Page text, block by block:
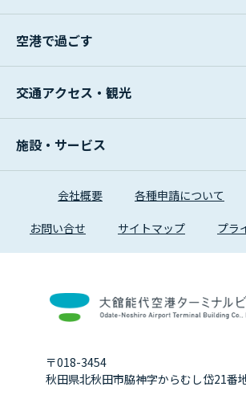
空港で過ごす
交通アクセス・観光
施設・サービス
会社概要 各種申請について
お問い合せ サイトマップ プラ
〒018-3454
秋田県北秋田市脇神字からむし岱21番